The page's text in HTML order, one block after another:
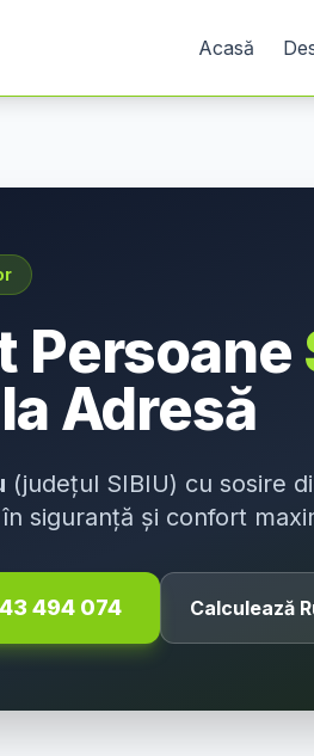
Acasă
Persoane
la Adresă
(județul SIBIU) cu sosire
siguranță și confort
494 074 Calculează